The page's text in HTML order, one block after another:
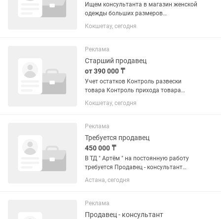
Ищем консультанта в магазин женской
одежды больших размеров
Compliment. Строго от 25 лет и старше.
В обязанности входит помогать
выкладывать товары, снимать...
Кокшетау, сегодня
Реклама
Старший продавец
от 390 000 ₸
Учет остатков Контроль развески
товара Контроль прихода товара
Продажи
Кокшетау, сегодня
Реклама
Требуется продавец
450 000 ₸
В ТД " Артём " на постоянную работу
требуется Продавец - консультант
старше 20 лет Требования: умение и
желание работать с людьми,
пунктуальность. Студентов , просьба
не...
Астана, сегодня
Реклама
Продавец - консультант